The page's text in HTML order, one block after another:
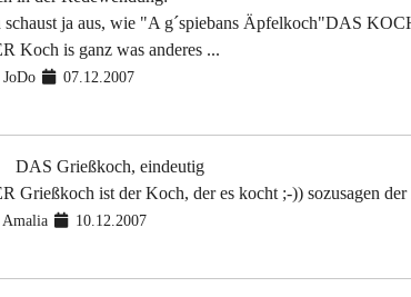
schaust ja aus, wie "A g´spiebans Äpfelkoch"DAS
Koch is ganz was anderes ...
JoDo 07.12.2007
DAS Grießkoch, eindeutig
Grießkoch ist der Koch, der es kocht ;-)) sozusagen
Amalia 10.12.2007